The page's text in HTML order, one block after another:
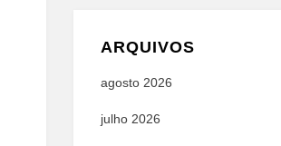
ARQUIVOS
agosto 2026
julho 2026